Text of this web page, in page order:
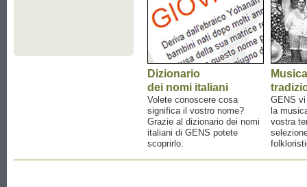
Dizionario
dei nomi italiani
Volete conoscere cosa
significa il vostro nome?
Grazie al dizionario dei nomi
italiani di GENS potete
scoprirlo.
Musica
GENS
la
vostra